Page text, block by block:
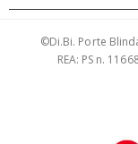
©Di.Bi. Porte
REA: PS n.